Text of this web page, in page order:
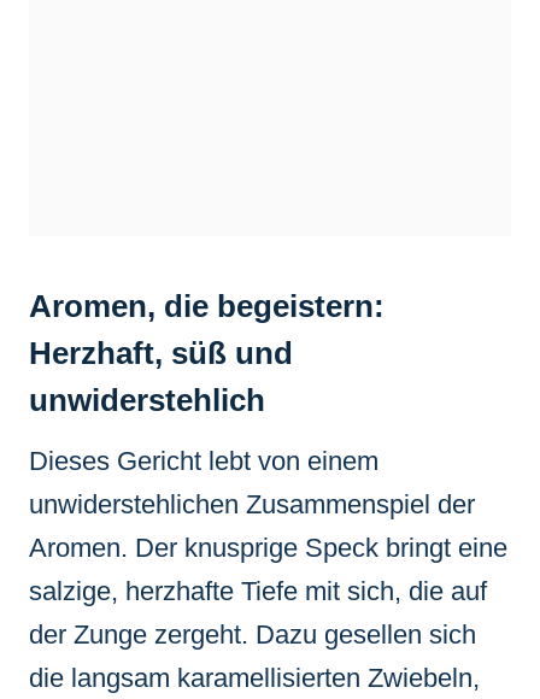
Aromen, die begeistern:
Herzhaft, süß und
unwiderstehlich
Dieses Gericht lebt von einem
unwiderstehlichen Zusammenspiel der
Aromen. Der knusprige Speck bringt eine
salzige, herzhafte Tiefe mit sich, die auf
der Zunge zergeht. Dazu gesellen sich
die langsam karamellisierten Zwiebeln,